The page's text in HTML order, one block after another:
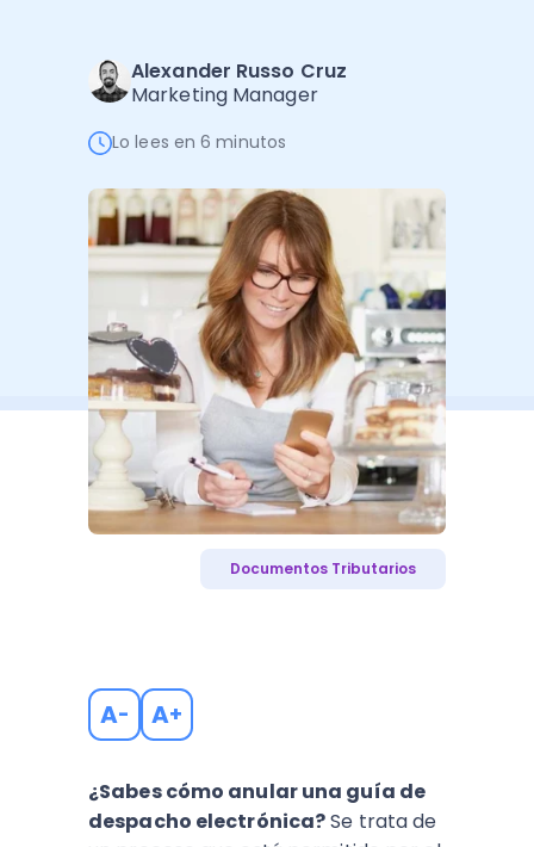
Ver todo
Ver Todo
Alexander Russo Cruz
Marketing Manager
Lo lees en 6 minutos
Documentos Tributarios
A- A+
¿Sabes cómo anular una guía de
despacho electrónica?Se trata de